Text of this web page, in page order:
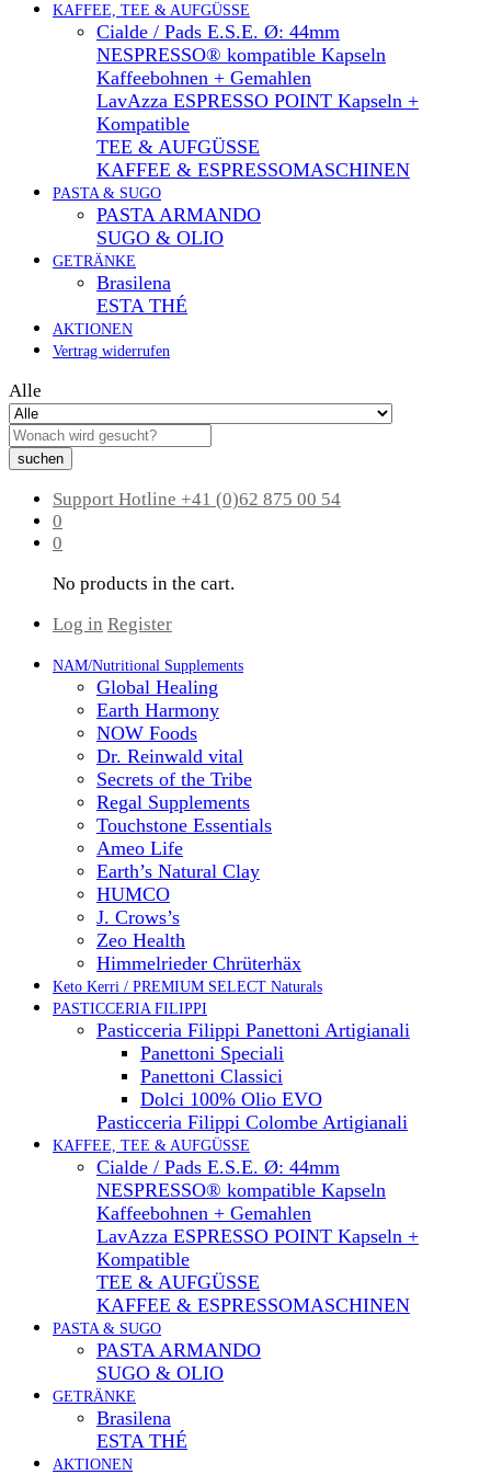
KAFFEE, TEE & AUFGÜSSE
Cialde / Pads E.S.E. Ø: 44mm
NESPRESSO® kompatible Kapseln
Kaffeebohnen + Gemahlen
LavAzza ESPRESSO POINT Kapseln +
Kompatible
TEE & AUFGÜSSE
KAFFEE & ESPRESSOMASCHINEN
PASTA & SUGO
PASTA ARMANDO
SUGO & OLIO
GETRÄNKE
Brasilena
ESTA THÉ
AKTIONEN
Vertrag widerrufen
Alle
suchen
Support Hotline +41 (0)62 875 00 54
0
0
No products in the cart.
Log in Register
NAM/Nutritional Supplements
Global Healing
Earth Harmony
NOW Foods
Dr. Reinwald vital
Secrets of the Tribe
Regal Supplements
Touchstone Essentials
Ameo Life
Earth’s Natural Clay
HUMCO
J. Crows’s
Zeo Health
Himmelrieder Chrüterhäx
Keto Kerri / PREMIUM SELECT Naturals
PASTICCERIA FILIPPI
Pasticceria Filippi Panettoni Artigianali
Panettoni Speciali
Panettoni Classici
Dolci 100% Olio EVO
Pasticceria Filippi Colombe Artigianali
KAFFEE, TEE & AUFGÜSSE
Cialde / Pads E.S.E. Ø: 44mm
NESPRESSO® kompatible Kapseln
Kaffeebohnen + Gemahlen
LavAzza ESPRESSO POINT Kapseln +
Kompatible
TEE & AUFGÜSSE
KAFFEE & ESPRESSOMASCHINEN
PASTA & SUGO
PASTA ARMANDO
SUGO & OLIO
GETRÄNKE
Brasilena
ESTA THÉ
AKTIONEN